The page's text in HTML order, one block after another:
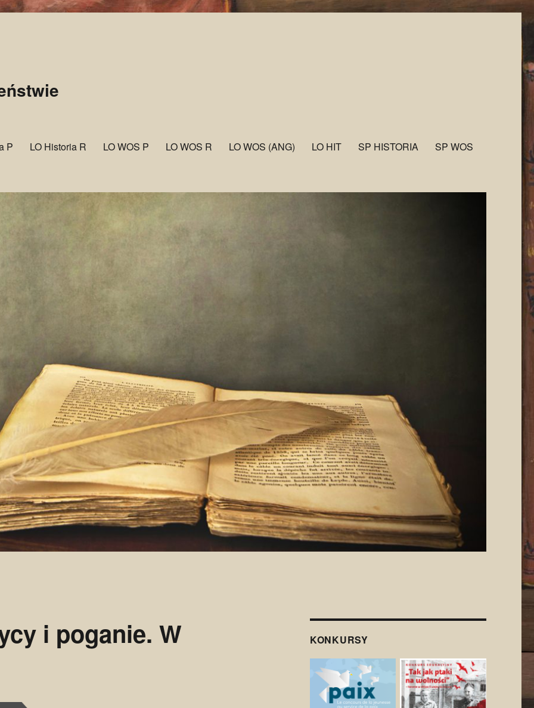
P LO Historia R LO WOS P LO WOS R LO WOS (ANG) LO HIT SP HISTORIA SP WOS
i poganie. W
KONKURSY